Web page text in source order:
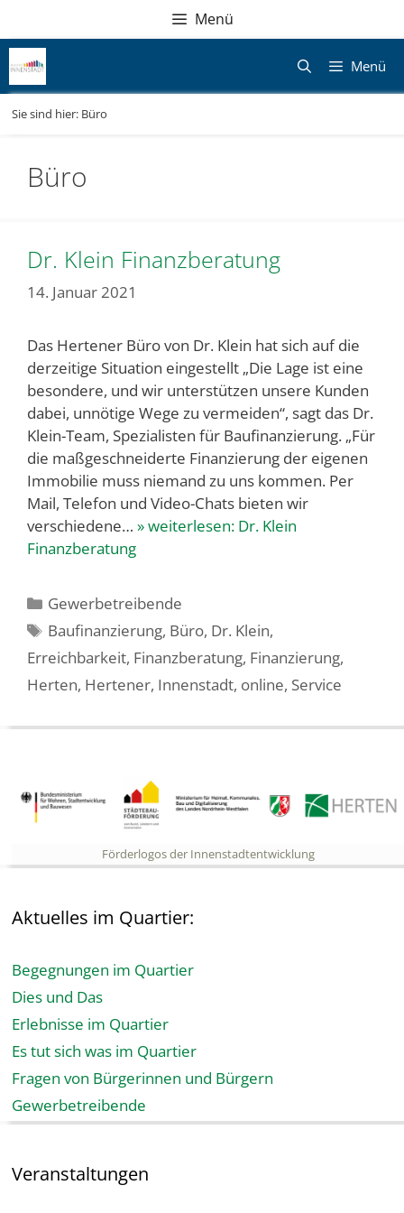
springen
Navigation
springen
Menü
Menü
Sie sind hier: Büro
Büro
Dr. Klein Finanzberatung
14. Januar 2021
Das Hertener Büro von Dr. Klein hat sich auf die
derzeitige Situation eingestellt „Die Lage ist eine
besondere, und wir unterstützen unsere Kunden
dabei, unnötige Wege zu vermeiden“, sagt das Dr.
Klein-Team, Spezialisten für Baufinanzierung. „Für
die maßgeschneiderte Finanzierung der eigenen
Immobilie muss niemand zu uns kommen. Per
Mail, Telefon und Video-Chats bieten wir
verschiedene… » weiterlesen: Dr. Klein
Finanzberatung
Kategorien
Gewerbetreibende
Schlagwörter
Baufinanzierung, Büro, Dr. Klein,
Erreichbarkeit, Finanzberatung, Finanzierung,
Herten, Hertener, Innenstadt, online, Service
Förderlogos der Innenstadtentwicklung
Aktuelles im Quartier:
Begegnungen im Quartier
Dies und Das
Erlebnisse im Quartier
Es tut sich was im Quartier
Fragen von Bürgerinnen und Bürgern
Gewerbetreibende
Veranstaltungen